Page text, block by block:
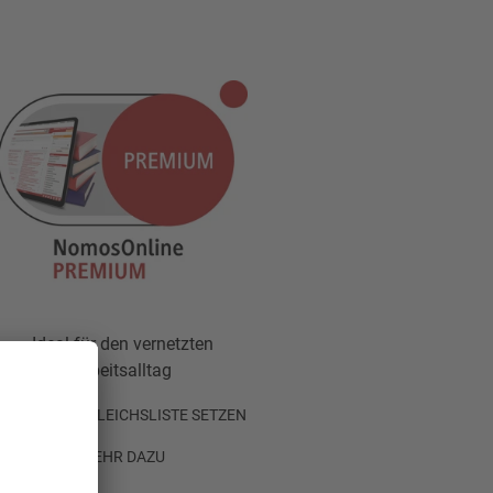
Ideal für den vernetzten
Arbeitsalltag
AUF VERGLEICHSLISTE SETZEN
MEHR DAZU